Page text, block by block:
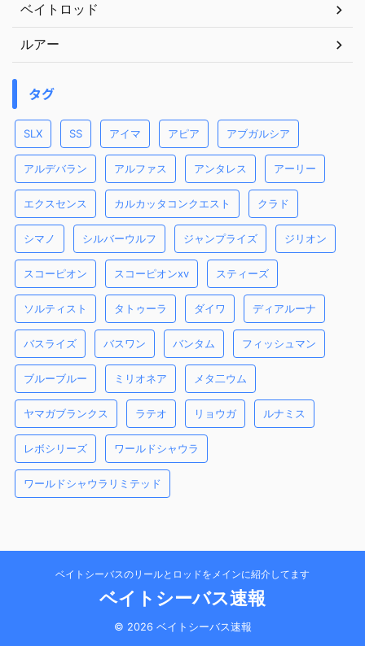
ベイトロッド
ルアー
タグ
SLX SS アイマ アピア アブガルシア
アルデバラン アルファス アンタレス アーリー
エクスセンス カルカッタコンクエスト クラド
シマノ シルバーウルフ ジャンプライズ ジリオン
スコーピオン スコーピオンxv スティーズ
ソルティスト タトゥーラ ダイワ ディアルーナ
バスライズ バスワン バンタム フィッシュマン
ブルーブルー ミリオネア メタ二ウム
ヤマガブランクス ラテオ リョウガ ルナミス
レボシリーズ ワールドシャウラ
ワールドシャウラリミテッド
ベイトシーバスのリールとロッドをメインに紹介してます
ベイトシーバス速報
© 2026 ベイトシーバス速報